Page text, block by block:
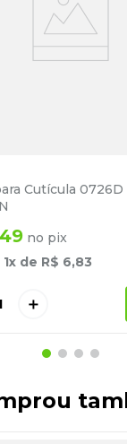
Cutícula 0726D
49 no pix
1x de R$ 6,83
＋